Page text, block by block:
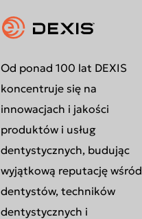
Od ponad 100 lat DEXIS
koncentruje się na
innowacjach i jakości
produktów i usług
dentystycznych, budując
wyjątkową reputację wśród
dentystów, techników
dentystycznych i